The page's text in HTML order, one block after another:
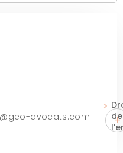
avocats.com
de
+